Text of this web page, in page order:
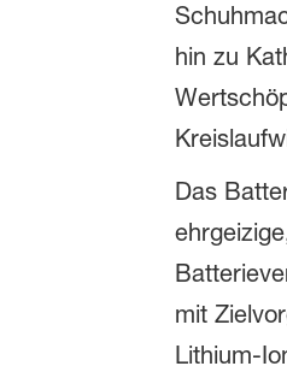
hin zu
Das
mit
Lithium-